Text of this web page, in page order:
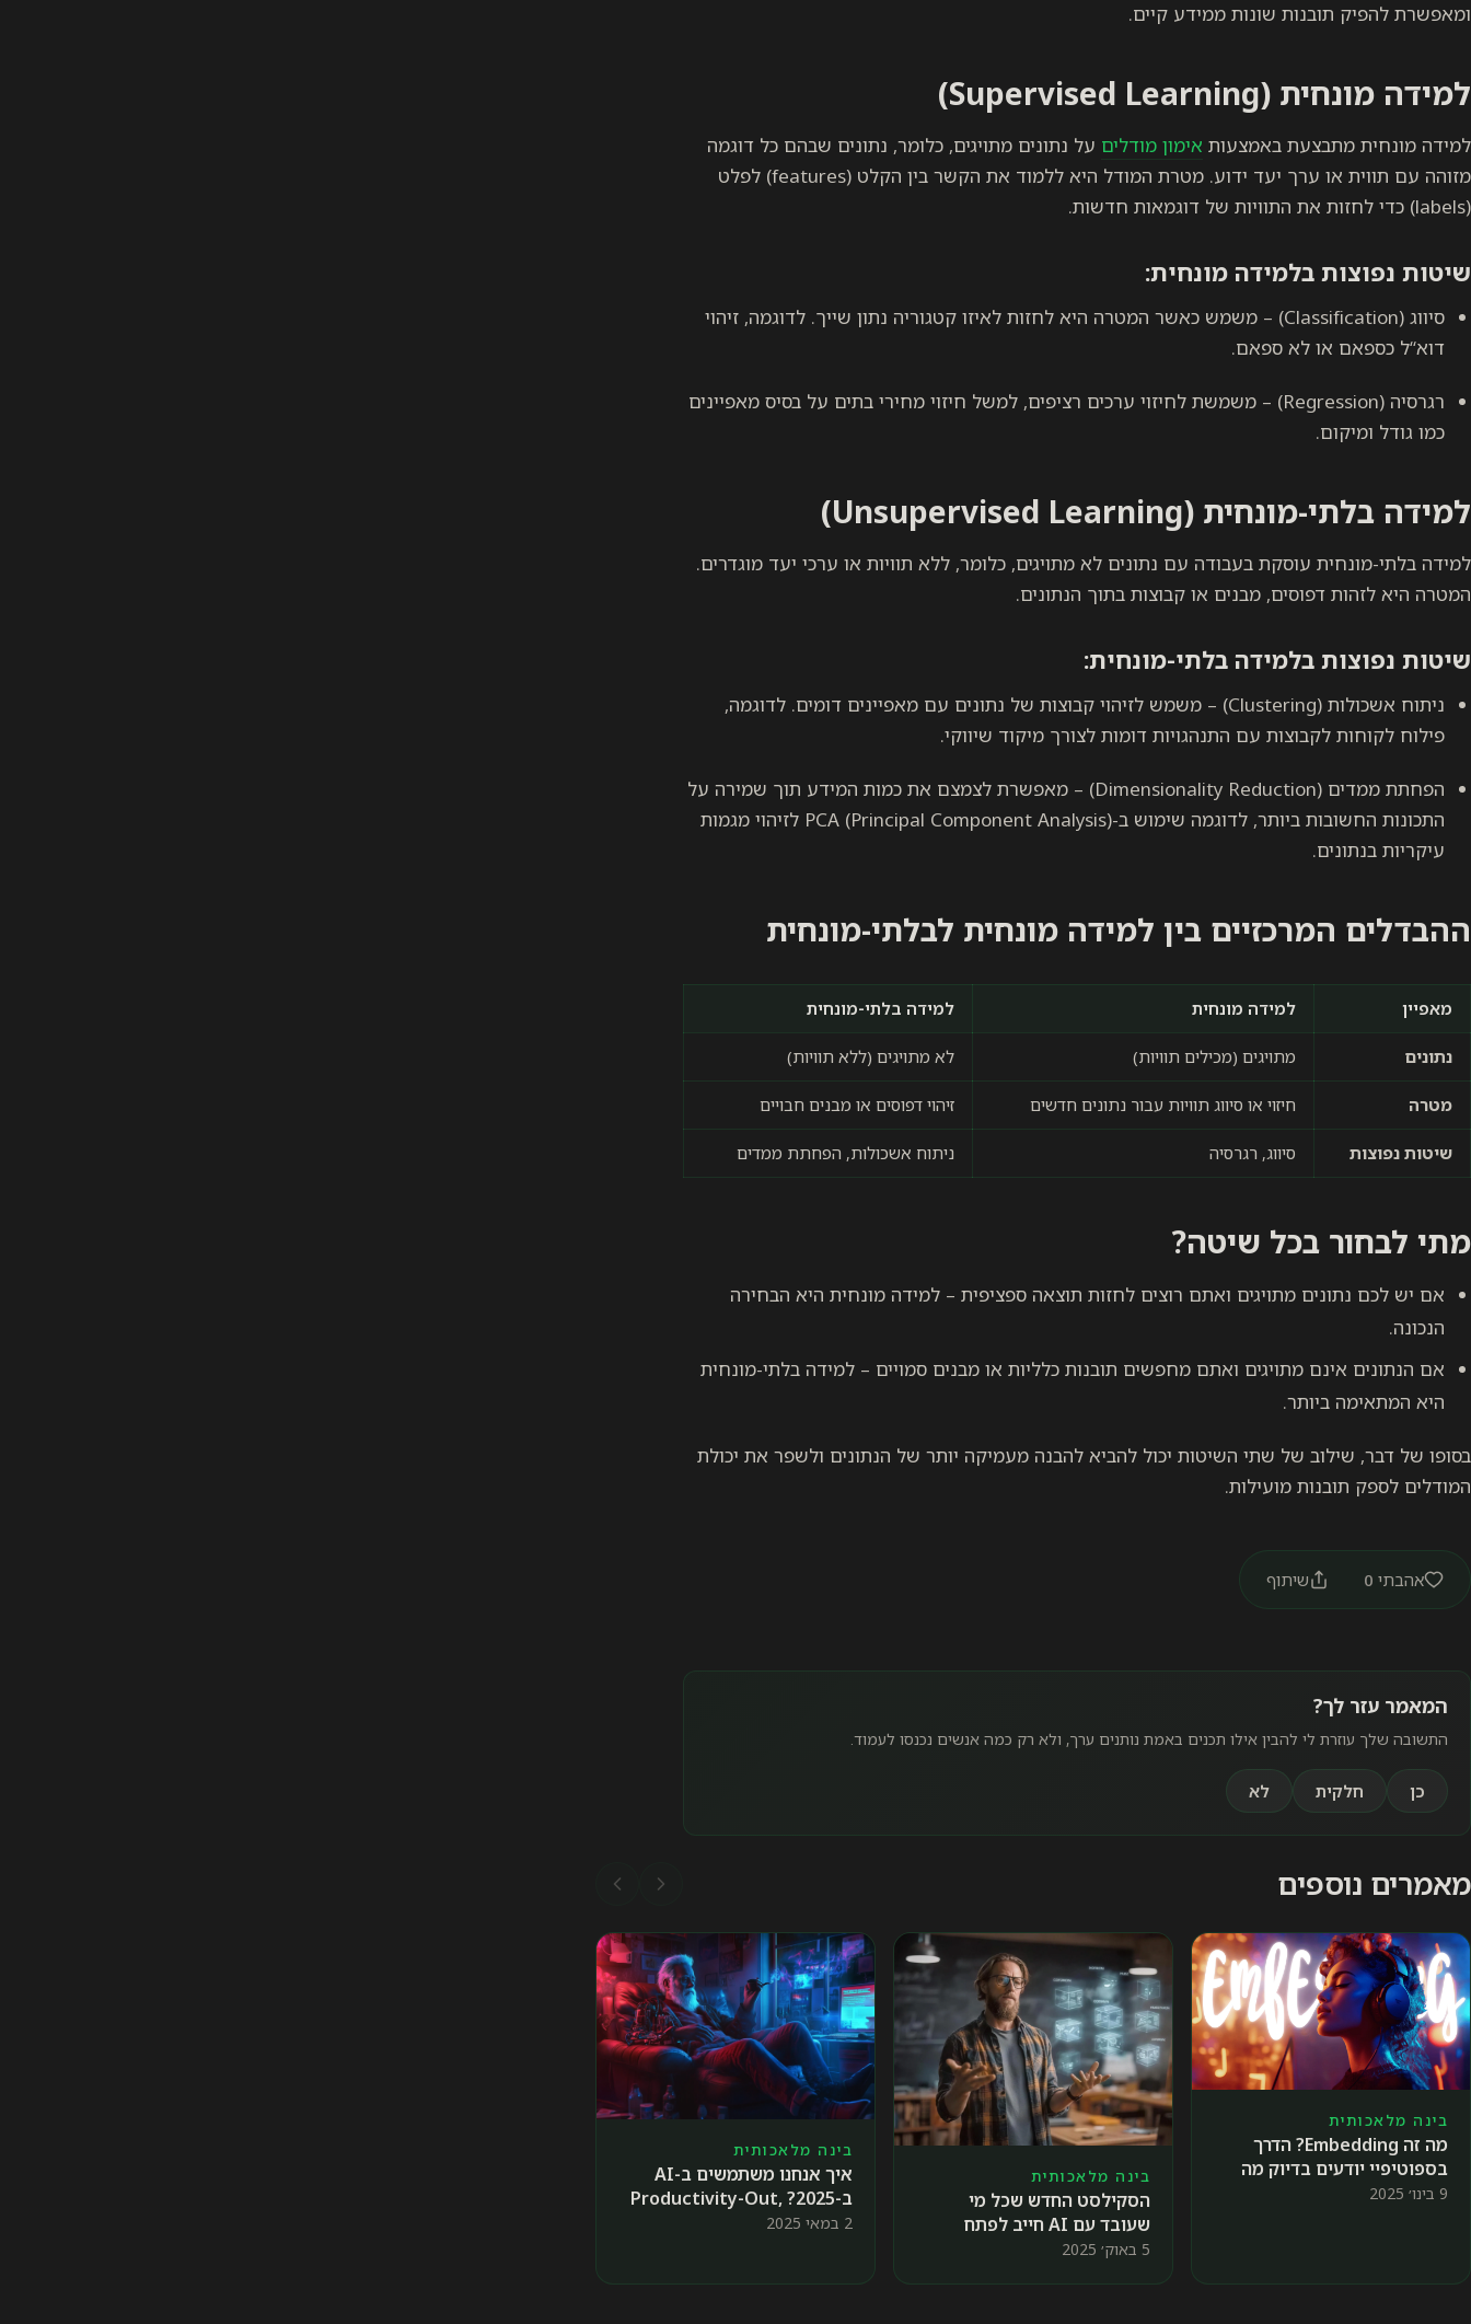
ומאפשרת להפיק תובנות שונות ממידע קיים.
למידה מונחית (Supervised Learning)
למידה מונחית מתבצעת באמצעות אימון מודלים על נתונים מתויגים, כלומר, נתונים שבהם כל דוגמה
מזוהה עם תווית או ערך יעד ידוע. מטרת המודל היא ללמוד את הקשר בין הקלט (features) לפלט
(labels) כדי לחזות את התוויות של דוגמאות חדשות.
שיטות נפוצות בלמידה מונחית:
סיווג (Classification) – משמש כאשר המטרה היא לחזות לאיזו קטגוריה נתון שייך. לדוגמה, זיהוי
דוא“ל כספאם או לא ספאם.
רגרסיה (Regression) – משמשת לחיזוי ערכים רציפים, למשל חיזוי מחירי בתים על בסיס מאפיינים
כמו גודל ומיקום.
למידה בלתי-מונחית (Unsupervised Learning)
למידה בלתי-מונחית עוסקת בעבודה עם נתונים לא מתויגים, כלומר, ללא תוויות או ערכי יעד מוגדרים.
המטרה היא לזהות דפוסים, מבנים או קבוצות בתוך הנתונים.
שיטות נפוצות בלמידה בלתי-מונחית:
ניתוח אשכולות (Clustering) – משמש לזיהוי קבוצות של נתונים עם מאפיינים דומים. לדוגמה,
פילוח לקוחות לקבוצות עם התנהגויות דומות לצורך מיקוד שיווקי.
הפחתת ממדים (Dimensionality Reduction) – מאפשרת לצמצם את כמות המידע תוך שמירה על
התכונות החשובות ביותר, לדוגמה שימוש ב-PCA (Principal Component Analysis) לזיהוי מגמות
עיקריות בנתונים.
ההבדלים המרכזיים בין למידה מונחית לבלתי-מונחית
מאפיין למידה מונחית למידה בלתי-מונחית
נתונים מתויגים (מכילים תוויות) לא מתויגים (ללא תוויות)
מטרה חיזוי או סיווג תוויות עבור נתונים חדשים זיהוי דפוסים או מבנים חבויים
שיטות נפוצות סיווג, רגרסיה ניתוח אשכולות, הפחתת ממדים
מתי לבחור בכל שיטה?
אם יש לכם נתונים מתויגים ואתם רוצים לחזות תוצאה ספציפית – למידה מונחית היא הבחירה
הנכונה.
אם הנתונים אינם מתויגים ואתם מחפשים תובנות כלליות או מבנים סמויים – למידה בלתי-מונחית
היא המתאימה ביותר.
בסופו של דבר, שילוב של שתי השיטות יכול להביא להבנה מעמיקה יותר של הנתונים ולשפר את יכולת
המודלים לספק תובנות מועילות.
אהבתי 0 שיתוף
המאמר עזר לך?
התשובה שלך עוזרת לי להבין אילו תכנים באמת נותנים ערך, ולא רק כמה אנשים נכנסו לעמוד.
כן חלקית לא
מאמרים נוספים
בינה מלאכותית
מה זה Embedding? הדרך
בספוטיפיי יודעים בדיוק מה
השיר הבא שתאהבו 🎤
9 בינו׳ 2025
בינה מלאכותית
הסקילסט החדש שכל מי
שעובד עם AI חייב לפתח
5 באוק׳ 2025
בינה מלאכותית
איך אנחנו משתמשים ב-AI
ב-2025? Productivity-Out,
Well-Being-IN
2 במאי 2025